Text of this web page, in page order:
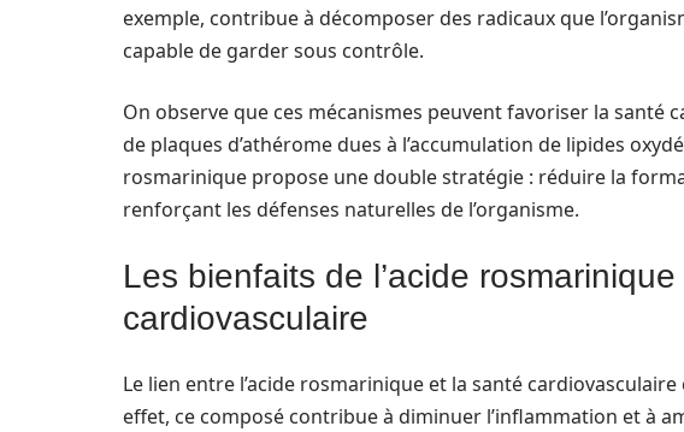
exemple, contribue à décomposer des radicaux que
capable de garder sous contrôle.
On observe que ces mécanismes peuvent favoriser la santé
de plaques d’athérome dues à l’accumulation de lipides
rosmarinique propose une double stratégie : réduire la
renforçant les défenses naturelles de l’organisme.
Les bienfaits de l’acide
cardiovasculaire
Le lien entre l’acide rosmarinique et la santé
effet, ce composé contribue à diminuer l’inflammation et à